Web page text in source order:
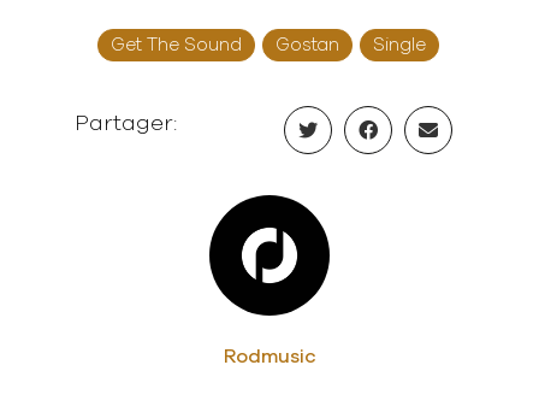
Get The Sound Gostan Single
Partager:
Rodmusic